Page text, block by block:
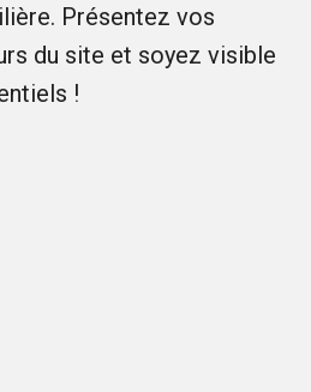
Présentez vos
du site et soyez visible
!